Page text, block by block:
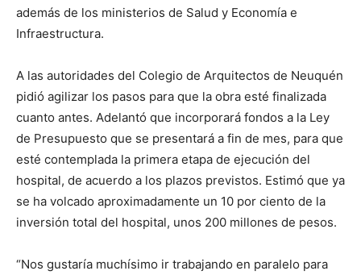
además de los ministerios de Salud y Economía e
Infraestructura.
A las autoridades del Colegio de Arquitectos de Neuquén
pidió agilizar los pasos para que la obra esté finalizada
cuanto antes. Adelantó que incorporará fondos a la Ley
de Presupuesto que se presentará a fin de mes, para que
esté contemplada la primera etapa de ejecución del
hospital, de acuerdo a los plazos previstos. Estimó que ya
se ha volcado aproximadamente un 10 por ciento de la
inversión total del hospital, unos 200 millones de pesos.
“Nos gustaría muchísimo ir trabajando en paralelo para